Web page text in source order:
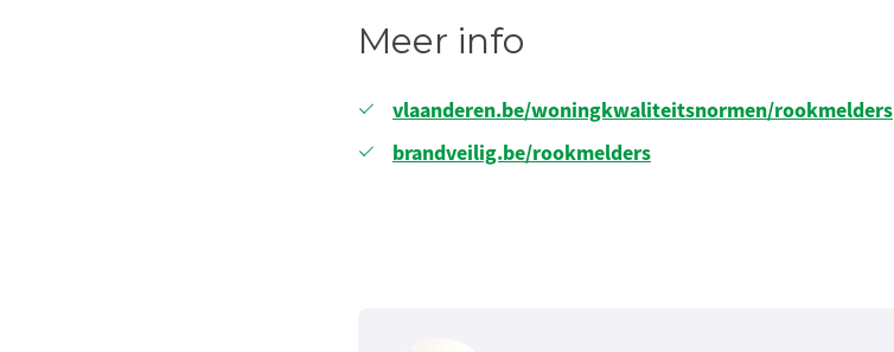
Meer info
vlaanderen.be/woningkwaliteitsnormen/rookmelders
brandveilig.be/rookmelders